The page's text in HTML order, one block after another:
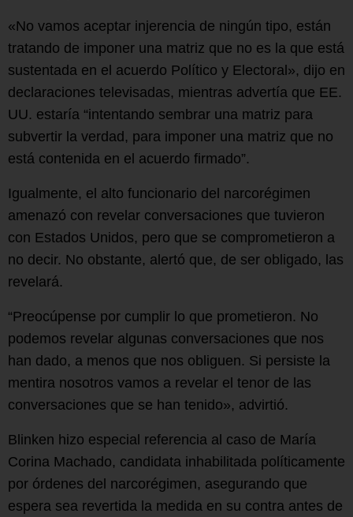
«No vamos aceptar injerencia de ningún tipo, están
tratando de imponer una matriz que no es la que está
sustentada en el acuerdo Político y Electoral», dijo en
declaraciones televisadas, mientras advertía que EE.
UU. estaría “intentando sembrar una matriz para
subvertir la verdad, para imponer una matriz que no
está contenida en el acuerdo firmado”.
Igualmente, el alto funcionario del narcorégimen
amenazó con revelar conversaciones que tuvieron
con Estados Unidos, pero que se comprometieron a
no decir. No obstante, alertó que, de ser obligado, las
revelará.
“Preocúpense por cumplir lo que prometieron. No
podemos revelar algunas conversaciones que nos
han dado, a menos que nos obliguen. Si persiste la
mentira nosotros vamos a revelar el tenor de las
conversaciones que se han tenido», advirtió.
Blinken hizo especial referencia al caso de María
Corina Machado, candidata inhabilitada políticamente
por órdenes del narcorégimen, asegurando que
espera sea revertida la medida en su contra antes de